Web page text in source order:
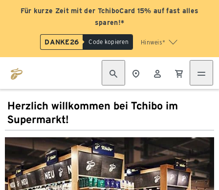
Für kurze Zeit mit der TchiboCard 15% auf fast alles
sparen!*
DANKE26 Code kopieren Hinweis*
Herzlich willkommen bei Tchibo im
Supermarkt!